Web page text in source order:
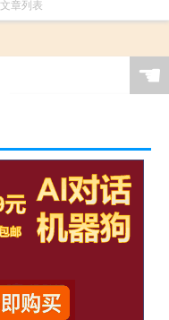
文章列表
☚